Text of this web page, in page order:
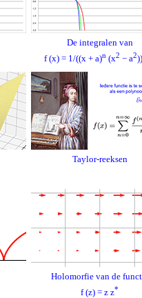
De integralen van
f (x) = 1/((x + a)n(x2 − a2))
Taylor-reeksen
Holomorfie van de
f (z) = z z*